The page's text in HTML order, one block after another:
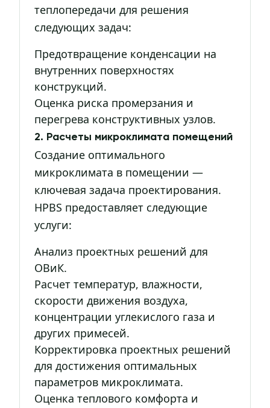
теплопередачи для решения
следующих задач:
Предотвращение конденсации на
внутренних поверхностях
конструкций.
Оценка риска промерзания и
перегрева конструктивных узлов.
2. Расчеты микроклимата помещений
Создание оптимального
микроклимата в помещении —
ключевая задача проектирования.
HPBS предоставляет следующие
услуги:
Анализ проектных решений для
ОВиК.
Расчет температур, влажности,
скорости движения воздуха,
концентрации углекислого газа и
других примесей.
Корректировка проектных решений
для достижения оптимальных
параметров микроклимата.
Оценка теплового комфорта и